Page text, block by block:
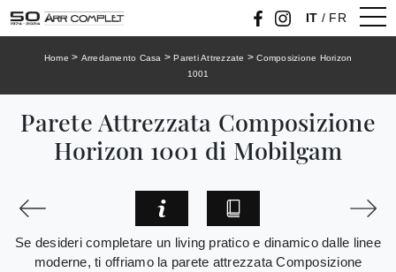
IT / FR
Home > Arredamento Casa >Pareti Attrezzate >Composizione Horizon
1001
Parete Attrezzata Composizione
Horizon 1001 di Mobilgam
Se desideri completare un living pratico e dinamico dalle linee
moderne, ti offriamo la parete attrezzata Composizione